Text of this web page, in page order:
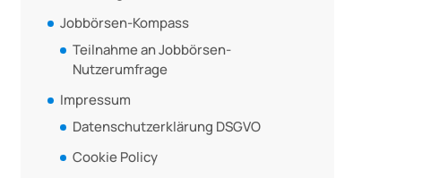
Jobbörsen-Kompass
Teilnahme an Jobbörsen-
Nutzerumfrage
Impressum
Datenschutzerklärung DSGVO
Cookie Policy